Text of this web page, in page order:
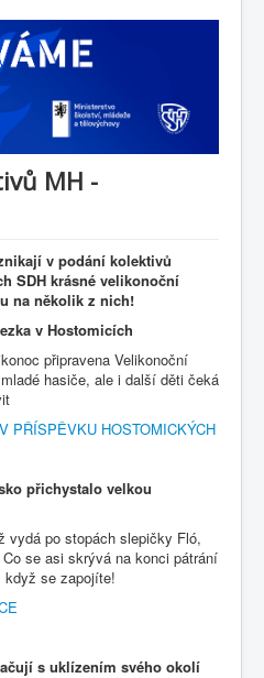
MH -
v podání kolektivů
SDH krásné velikonoční
na několik z nich!
v Hostomicích
připravena Velikonoční
hasiče, ale i další děti čeká
PŘÍSPĚVKU HOSTOMICKÝCH
přichystalo velkou
vydá po stopách slepičky Fló,
se asi skrývá na konci pátrání
se zapojíte!
s uklízením svého okolí